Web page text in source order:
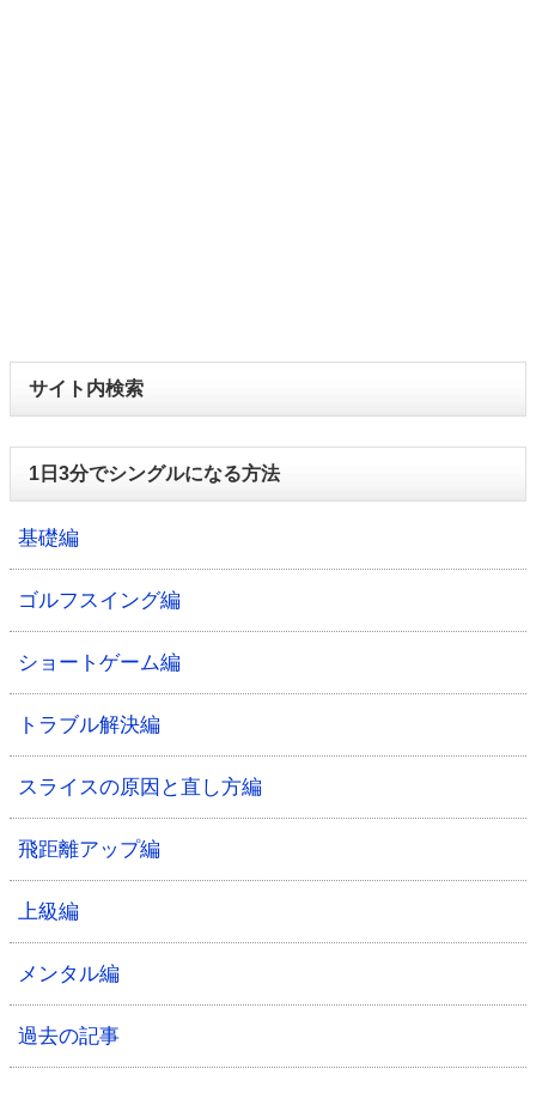
サイト内検索
1日3分でシングルになる方法
基礎編
ゴルフスイング編
ショートゲーム編
トラブル解決編
スライスの原因と直し方編
飛距離アップ編
上級編
メンタル編
過去の記事